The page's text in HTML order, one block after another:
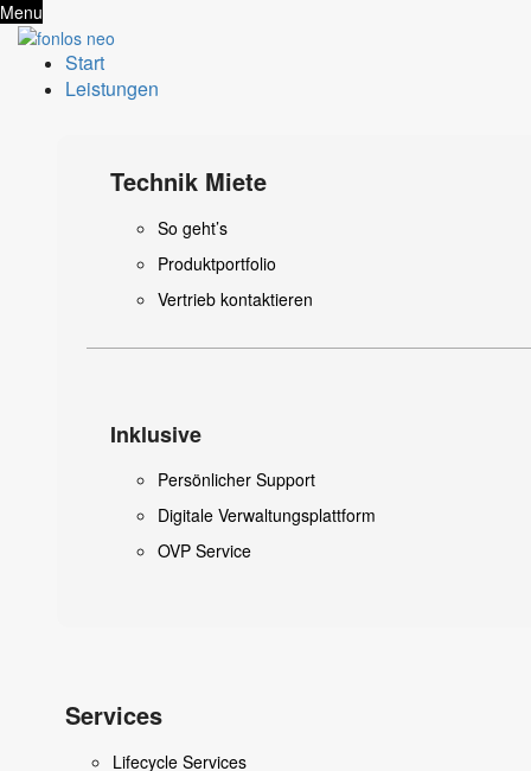
Menu
Start
Leistungen
Technik Miete
So geht’s
Produktportfolio
Vertrieb kontaktieren
Inklusive
Persönlicher Support
Digitale Verwaltungsplattform
OVP Service
Services
Lifecycle Services